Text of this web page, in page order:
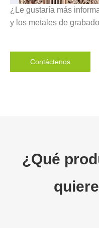
¿Le gustaría más
y los metales de
Contáctenos
¿Qué